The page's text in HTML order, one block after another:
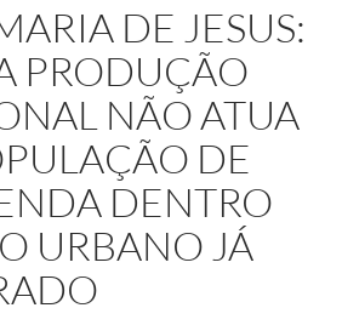
DE JESUS:
PRODUÇÃO
NÃO ATUA
DE
DENTRO
URBANO JÁ